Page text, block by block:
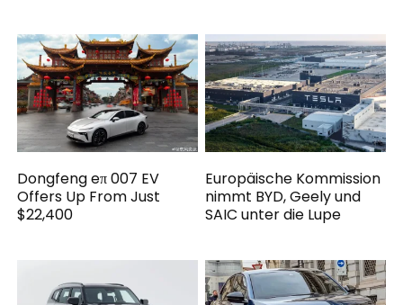
Dongfeng eπ 007 EV
Offers Up From Just
$22,400
Europäische Kommission
nimmt BYD, Geely und
SAIC unter die Lupe